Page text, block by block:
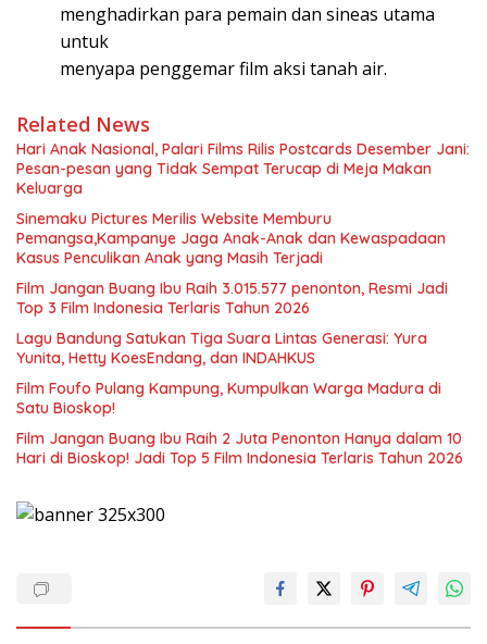
menghadirkan para pemain dan sineas utama
untuk
menyapa penggemar film aksi tanah air.
Related News
Hari Anak Nasional, Palari Films Rilis Postcards Desember Jani:
Pesan-pesan yang Tidak Sempat Terucap di Meja Makan
Keluarga
Sinemaku Pictures Merilis Website Memburu
Pemangsa,Kampanye Jaga Anak-Anak dan Kewaspadaan
Kasus Penculikan Anak yang Masih Terjadi
Film Jangan Buang Ibu Raih 3.015.577 penonton, Resmi Jadi
Top 3 Film Indonesia Terlaris Tahun 2026
Lagu Bandung Satukan Tiga Suara Lintas Generasi: Yura
Yunita, Hetty KoesEndang, dan INDAHKUS
Film Foufo Pulang Kampung, Kumpulkan Warga Madura di
Satu Bioskop!
Film Jangan Buang Ibu Raih 2 Juta Penonton Hanya dalam 10
Hari di Bioskop! Jadi Top 5 Film Indonesia Terlaris Tahun 2026